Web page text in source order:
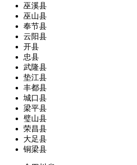
巫溪县
巫山县
奉节县
云阳县
开县
忠县
武隆县
垫江县
丰都县
城口县
梁平县
璧山县
荣昌县
大足县
铜梁县